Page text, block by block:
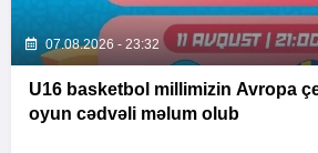
07.08.2026 - 23:32
U16 basketbol millimizin Avropa
oyun cədvəli məlum olub